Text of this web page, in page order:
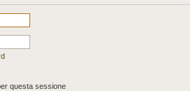
questa sessione